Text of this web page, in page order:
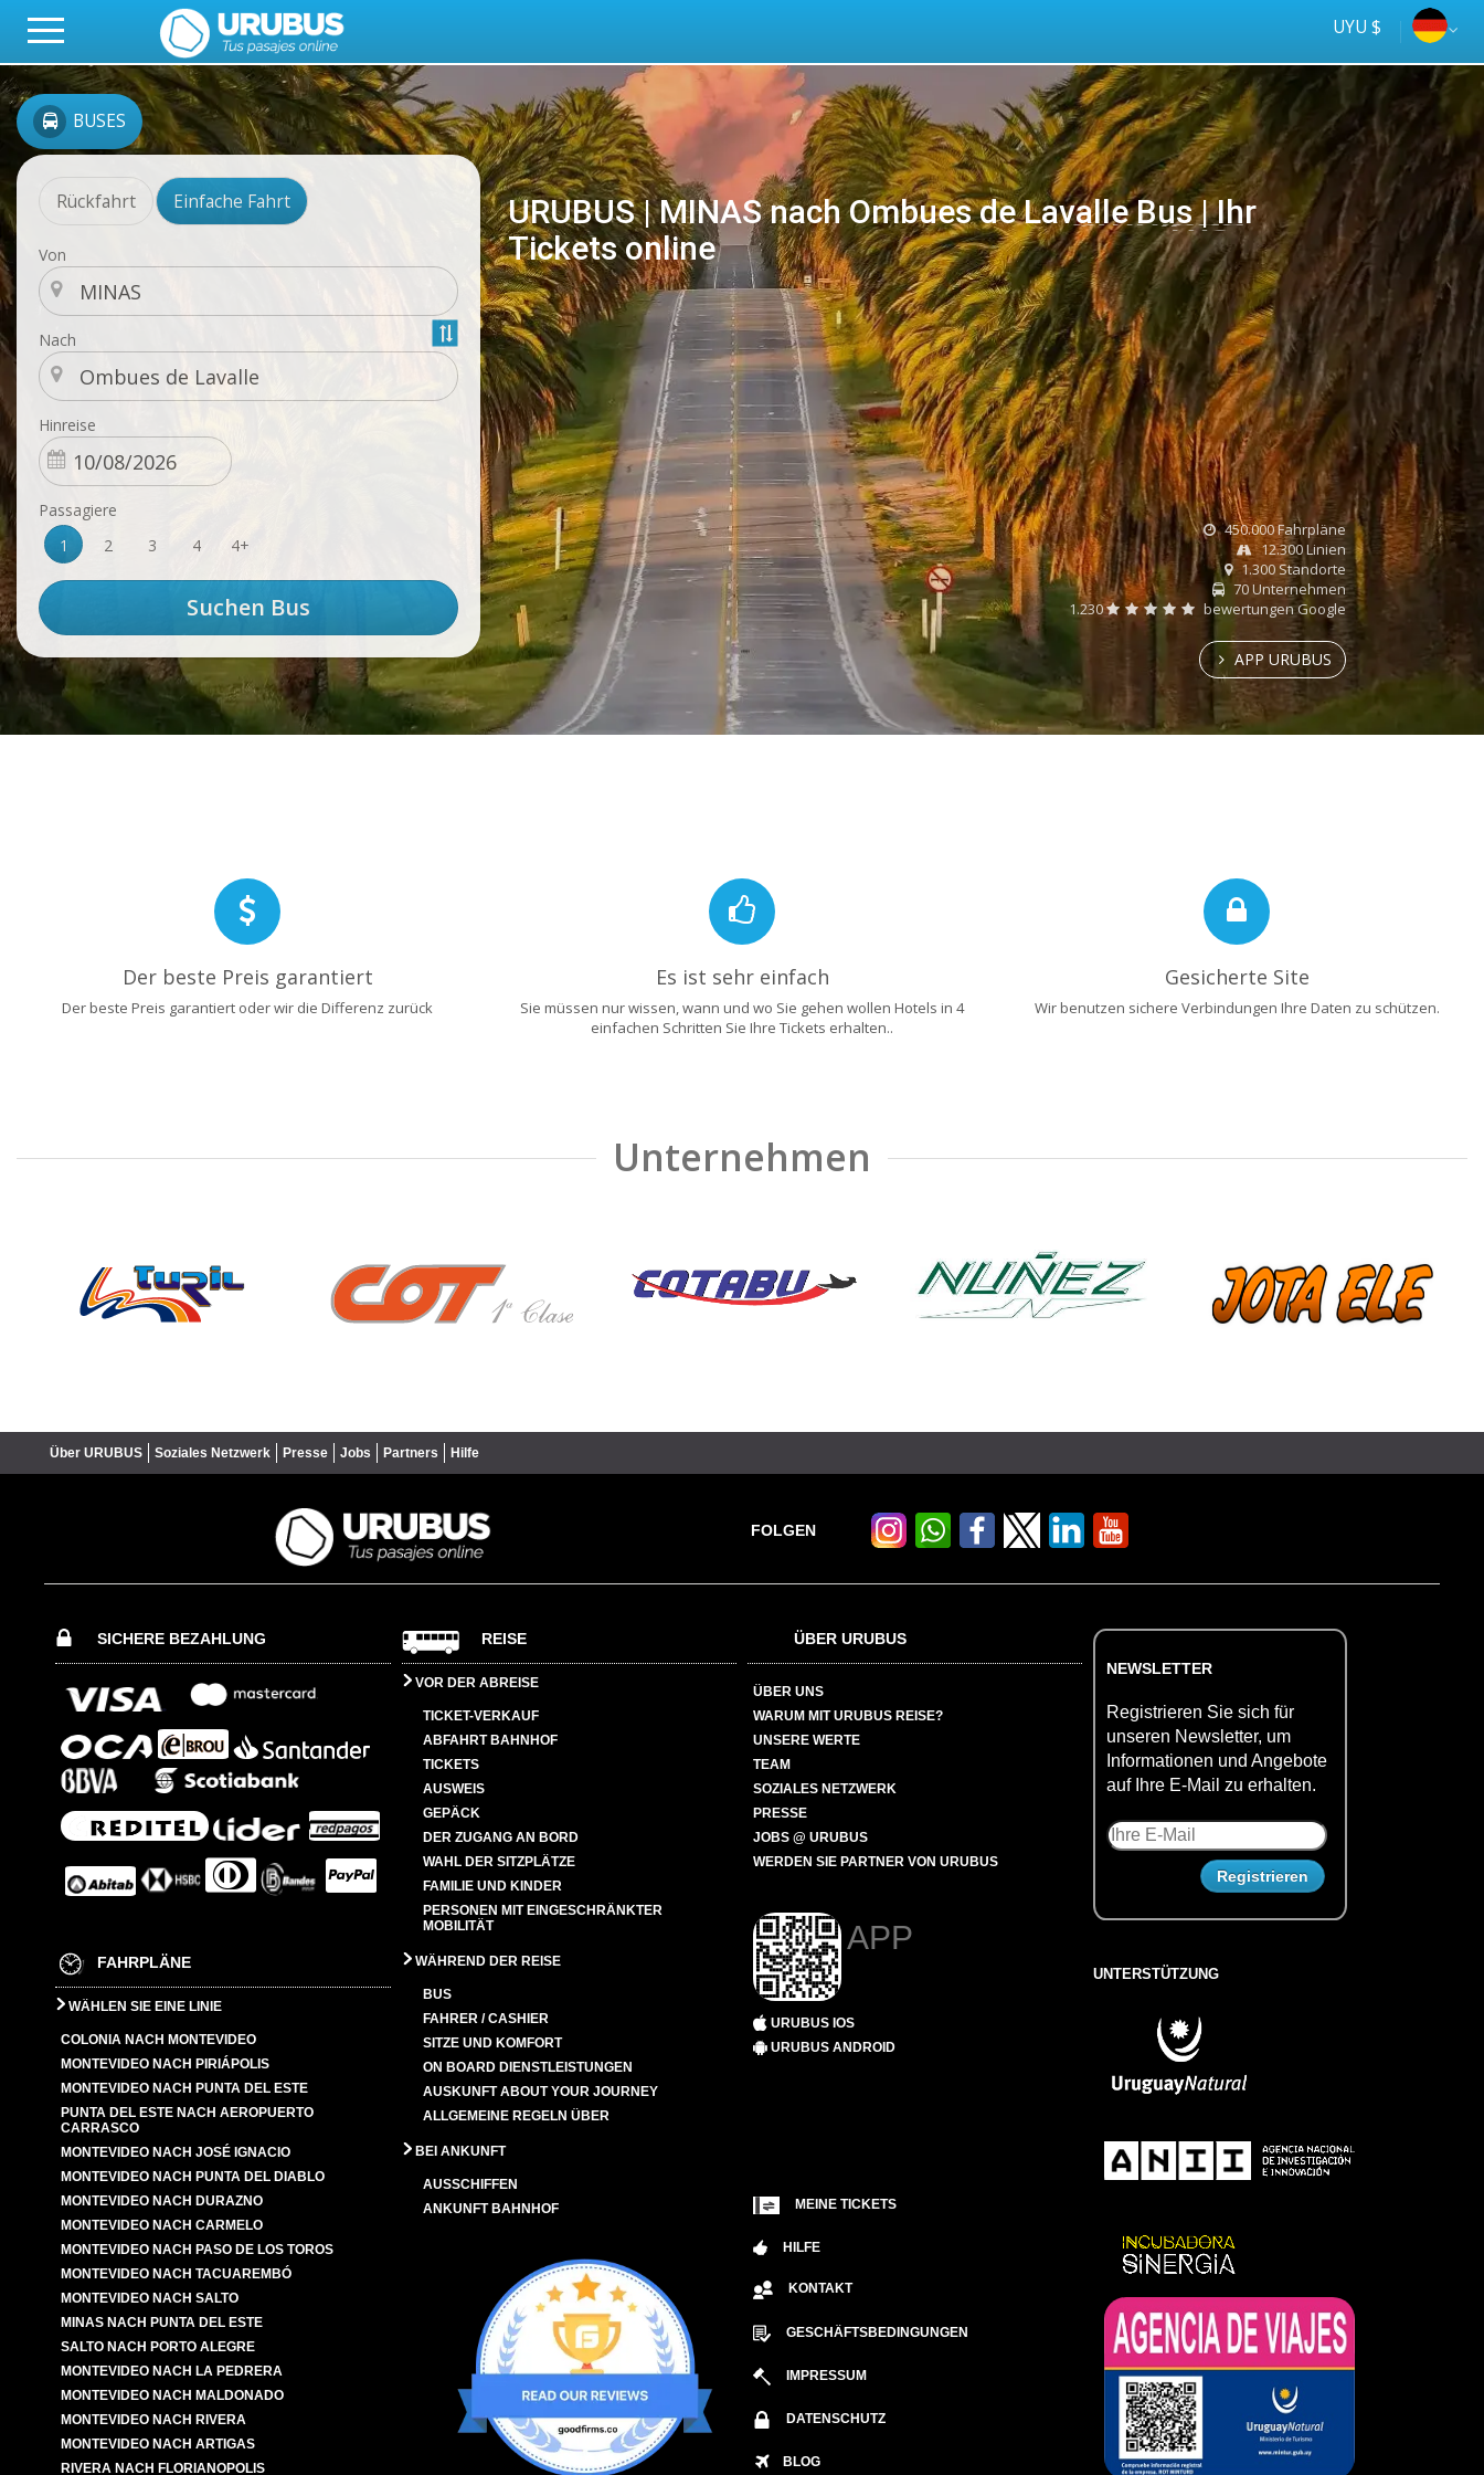
UYU $
BUSES
Rückfahrt Einfache Fahrt
Von
Nach
Hinreise
Passagiere
1
2 3 4 4+
URUBUS | MINAS nach Ombues de Lavalle Bus | Ihr
Tickets online
online
Tus
ómnibus
450.000 Fahrpläne
12.300 Linien
1.300 Standorte
70 Unternehmen
1.230
bewertungen Google
APP URUBUS
Der beste Preis garantiert
Der beste Preis garantiert oder wir die Differenz zurück
Es ist sehr einfach
Sie müssen nur wissen, wann und wo Sie gehen wollen Hotels in 4
einfachen Schritten Sie Ihre Tickets erhalten..
Gesicherte Site
Wir benutzen sichere Verbindungen Ihre Daten zu schützen.
Unternehmen
Über URUBUS Soziales Netzwerk Presse Jobs Partners Hilfe
FOLGEN
SICHERE BEZAHLUNG
FAHRPLÄNE
WÄHLEN SIE EINE LINIE
COLONIA NACH MONTEVIDEO
MONTEVIDEO NACH PIRIÁPOLIS
MONTEVIDEO NACH PUNTA DEL ESTE
PUNTA DEL ESTE NACH AEROPUERTO
CARRASCO
MONTEVIDEO NACH JOSÉ IGNACIO
MONTEVIDEO NACH PUNTA DEL DIABLO
MONTEVIDEO NACH DURAZNO
MONTEVIDEO NACH CARMELO
MONTEVIDEO NACH PASO DE LOS TOROS
MONTEVIDEO NACH TACUAREMBÓ
MONTEVIDEO NACH SALTO
MINAS NACH PUNTA DEL ESTE
SALTO NACH PORTO ALEGRE
MONTEVIDEO NACH LA PEDRERA
MONTEVIDEO NACH MALDONADO
MONTEVIDEO NACH RIVERA
MONTEVIDEO NACH ARTIGAS
RIVERA NACH FLORIANOPOLIS
REISE
VOR DER ABREISE
TICKET-VERKAUF
ABFAHRT BAHNHOF
TICKETS
AUSWEIS
GEPÄCK
DER ZUGANG AN BORD
WAHL DER SITZPLÄTZE
FAMILIE UND KINDER
PERSONEN MIT EINGESCHRÄNKTER
MOBILITÄT
WÄHREND DER REISE
BUS
FAHRER / CASHIER
SITZE UND KOMFORT
ON BOARD DIENSTLEISTUNGEN
AUSKUNFT ABOUT YOUR JOURNEY
ALLGEMEINE REGELN ÜBER
BEI ANKUNFT
AUSSCHIFFEN
ANKUNFT BAHNHOF
ÜBER URUBUS
ÜBER UNS
WARUM MIT URUBUS REISE?
UNSERE WERTE
TEAM
SOZIALES NETZWERK
PRESSE
JOBS @ URUBUS
WERDEN SIE PARTNER VON URUBUS
APP
URUBUS IOS
URUBUS ANDROID
MEINE TICKETS
HILFE
KONTAKT
GESCHÄFTSBEDINGUNGEN
IMPRESSUM
DATENSCHUTZ
BLOG
NEWSLETTER
Registrieren Sie sich für
unseren Newsletter, um
Informationen und Angebote
auf Ihre E-Mail zu erhalten.
UNTERSTÜTZUNG